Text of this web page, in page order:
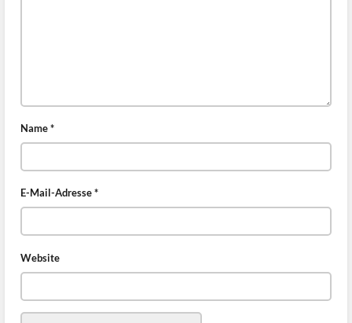
Name*
E-Mail-Adresse*
Website